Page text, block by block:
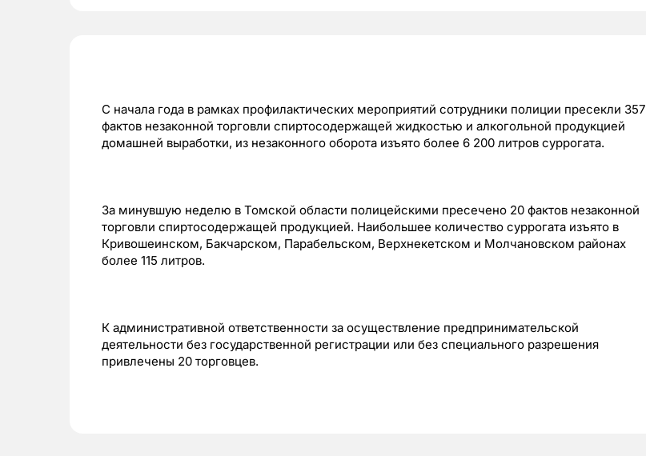
С начала года в рамках профилактических мероприятий сотрудники полиции пресекли 357
фактов незаконной торговли спиртосодержащей жидкостью и алкогольной продукцией
домашней выработки, из незаконного оборота изъято более 6 200 литров суррогата.
За минувшую неделю в Томской области полицейскими пресечено 20 фактов незаконной
торговли спиртосодержащей продукцией. Наибольшее количество суррогата изъято в
Кривошеинском, Бакчарском, Парабельском, Верхнекетском и Молчановском районах
более 115 литров.
К административной ответственности за осуществление предпринимательской
деятельности без государственной регистрации или без специального разрешения
привлечены 20 торговцев.